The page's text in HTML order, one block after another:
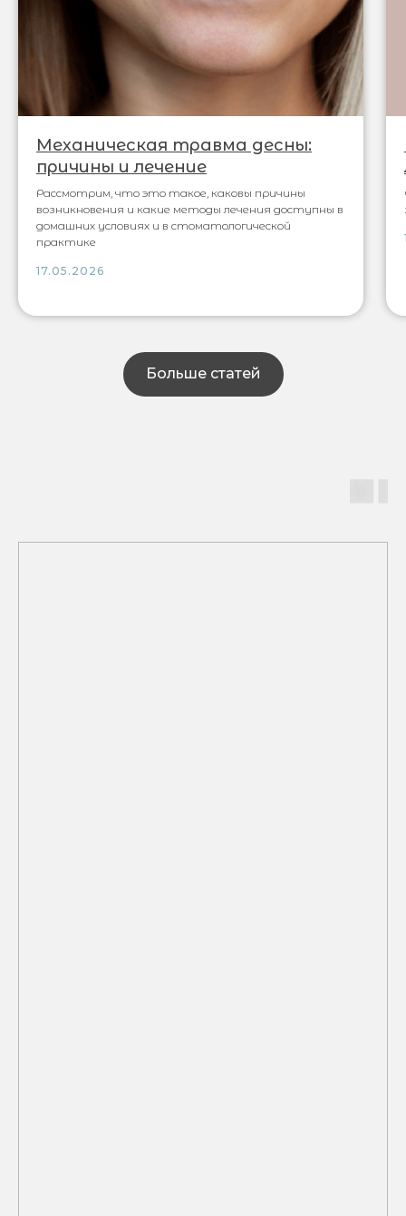
Механическая травма десны:
причины и лечение
Рассмотрим, что это такое, каковы причины
возникновения и какие методы лечения доступны в
домашних условиях и в стоматологической
практике
17.05.2026
Больше статей